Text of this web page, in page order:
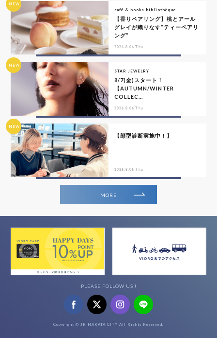
NEW
café & books bibliothèque
【香りペアリング】桃とアール
グレイが織りなす“ティーペアリ
ング”
2026.8.06 Thu
NEW
STAR JEWELRY
8/7(金)スタート！
【AUTUMN/WINTER
COLLEC...
2026.8.06 Thu
NEW
【顔型診断実施中！】
2026.8.06 Thu
MORE
PLEASE FOLLOW US !
Copyright © JR HAKATA CITY All Rights Reserved.